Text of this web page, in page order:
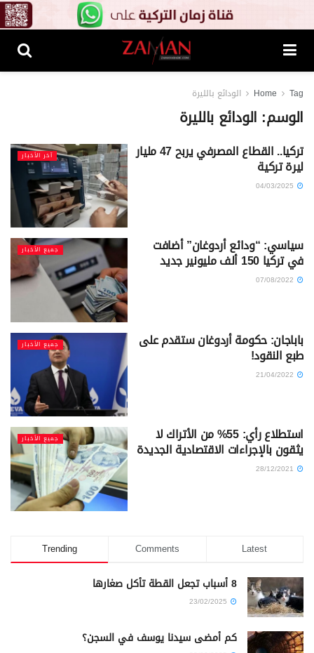
Home Tag الودائع بالليرة
الوسم: الودائع بالليرة
آخر الأخبار تركيا.. القطاع المصرفي يربح 47 مليار
ليرة تركية
جميع الأخبار سياسي: “ودائع أردوغان” أضافت
في تركيا 150 ألف مليونير جديد
جميع الأخبار باباجان: حكومة أردوغان ستقدم على
طبع النقود!
جميع الأخبار استطلاع رأي: 55% من الأتراك لا
يثقون بالإجراءات الاقتصادية الجديدة
Trending Comments Latest
8 أسباب تجعل القطة تأكل صغارها
كم أمضى سيدنا يوسف في السجن؟